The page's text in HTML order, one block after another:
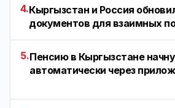
4.Кыргызстан и Россия
документов для взаимных
5.Пенсию в Кыргызстане
автоматически через